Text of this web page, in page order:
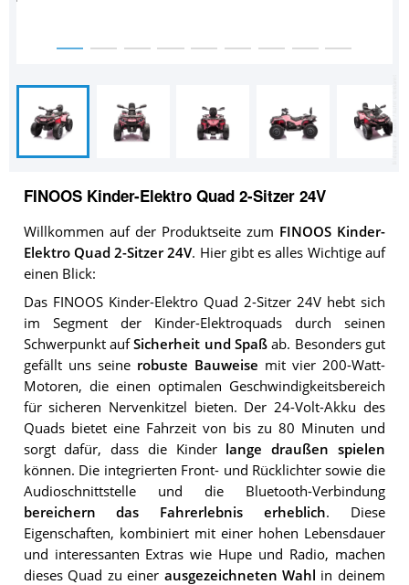
FINOOS Kinder-Elektro Quad 2-Sitzer 24V
Willkommen auf der Produktseite zum FINOOS Kinder-
Elektro Quad 2-Sitzer 24V. Hier gibt es alles Wichtige auf
einen Blick:
Das FINOOS Kinder-Elektro Quad 2-Sitzer 24V hebt sich
im Segment der Kinder-Elektroquads durch seinen
Schwerpunkt aufSicherheit und Spaßab. Besonders gut
gefällt uns seine robuste Bauweise mit vier 200-Watt-
Motoren, die einen optimalen Geschwindigkeitsbereich
für sicheren Nervenkitzel bieten. Der 24-Volt-Akku des
Quads bietet eine Fahrzeit von bis zu 80 Minuten und
sorgt dafür, dass die Kinder lange draußen spielen
können. Die integrierten Front- und Rücklichter sowie die
Audioschnittstelle und die Bluetooth-Verbindung
bereichern das Fahrerlebnis erheblich. Diese
Eigenschaften, kombiniert mit einer hohen Lebensdauer
und interessanten Extras wie Hupe und Radio, machen
dieses Quad zu einer ausgezeichneten Wahl in deinem